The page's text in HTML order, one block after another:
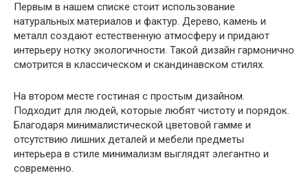
Первым в нашем списке стоит использование
натуральных материалов и фактур. Дерево, камень и
металл создают естественную атмосферу и придают
интерьеру нотку экологичности. Такой дизайн гармонично
смотрится в классическом и скандинавском стилях.
На втором месте гостиная с простым дизайном.
Подходит для людей, которые любят чистоту и порядок.
Благодаря минималистической цветовой гамме и
отсутствию лишних деталей и мебели предметы
интерьера в стиле минимализм выглядят элегантно и
современно.